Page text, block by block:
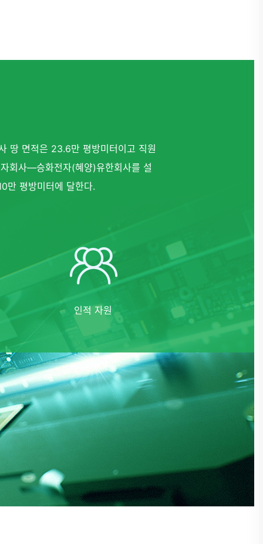
땅 면적은 23.6만 평방미터이고 직원
회사—승화전자(혜양)유한회사를 설
만 평방미터에 달한다.
인적 자원